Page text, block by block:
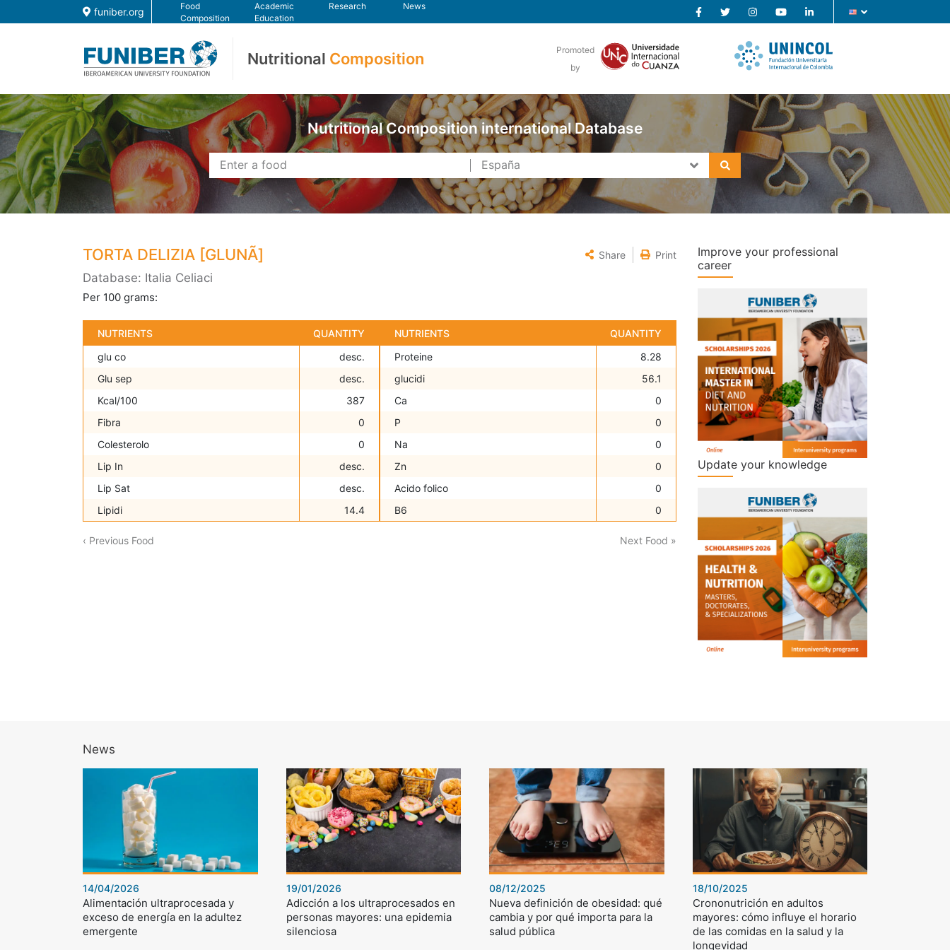
funiber.org
Food
Composition
Academic
Education
Research News
Nutritional Composition
Promoted
by
Nutritional Composition international Database
TORTA DELIZIA [GLUNÃ] Share Print
Database: Italia Celiaci
Per 100 grams:
NUTRIENTS
QUANTITY
glu co
desc.
Glu sep
desc.
Kcal/100
387
Fibra
0
Colesterolo
0
Lip In
desc.
Lip Sat
desc.
Lipidi
14.4
NUTRIENTS
QUANTITY
Proteine
8.28
glucidi
56.1
Ca
0
P
0
Na
0
Zn
0
Acido folico
0
B6
0
‹ Previous Food Next Food »
Improve your professional
career
Update your knowledge
News
14/04/2026
Alimentación ultraprocesada y
exceso de energía en la adultez
emergente
19/01/2026
Adicción a los ultraprocesados en
personas mayores: una epidemia
silenciosa
08/12/2025
Nueva definición de obesidad: qué
cambia y por qué importa para la
salud pública
18/10/2025
Crononutrición en adultos
mayores: cómo influye el horario
de las comidas en la salud y la
longevidad